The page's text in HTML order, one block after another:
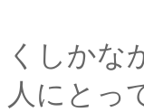
剣心
くしかな
人にとっ